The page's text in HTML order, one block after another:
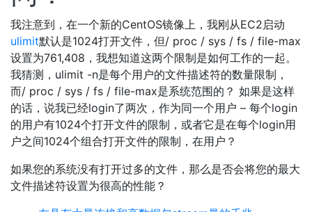
我注意到，在一个新的CentOS镜像上，我刚从EC2启动
ulimit默认是1024打开文件，但/ proc / sys / fs / file-max
设置为761,408，我想知道这两个限制是如何工作的一起。
我猜测，ulimit -n是每个用户的文件描述符的数量限制，
而/ proc / sys / fs / file-max是系统范围的？ 如果是这样
的话，说我已经login了两次，作为同一个用户 – 每个login
的用户有1024个打开文件的限制，或者它是在每个login用
户之间1024个组合打开文件的限制，在用户？
如果您的系统没有打开过多的文件，那么是否会将您的最大
文件描述符设置为很高的性能？